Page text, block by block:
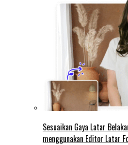
Sesuaikan Gaya Latar
menggunakan Editor Latar